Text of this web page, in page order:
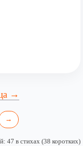
→
→
47 в стихах (38 коротких)